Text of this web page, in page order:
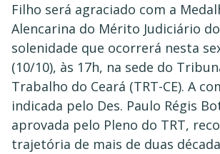
Filho será agraciado com a
Alencarina do Mérito Judiciário
solenidade que ocorrerá nesta
(10/10), às 17h, na sede do
Trabalho do Ceará (TRT-CE). A
indicada pelo Des. Paulo Régis
aprovada pelo Pleno do TRT,
trajetória de mais de duas